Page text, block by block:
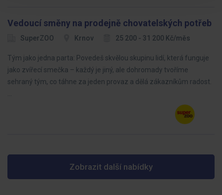
Vedoucí směny na prodejně chovatelských potřeb
SuperZOO Krnov 25 200 - 31 200 Kč/měs
Tým jako jedna parta: Povedeš skvělou skupinu lidí, která funguje
jako zvířecí smečka – každý je jiný, ale dohromady tvoříme
sehraný tým, co táhne za jeden provaz a dělá zákazníkům radost.
Zobrazit další nabídky